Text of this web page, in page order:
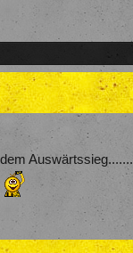
Auswärtssieg.......